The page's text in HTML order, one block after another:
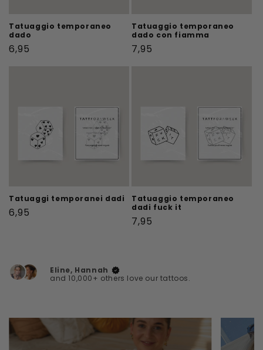
Tatuaggio temporaneo
dado
Prezzo
6,95
Tatuaggio temporaneo
dado con fiamma
Prezzo
7,95
Tatuaggi temporanei dadi
Prezzo
6,95
Tatuaggio temporaneo
dadi fuck it
Prezzo
7,95
Eline, Hannah
and 10,000+ others love our tattoos.